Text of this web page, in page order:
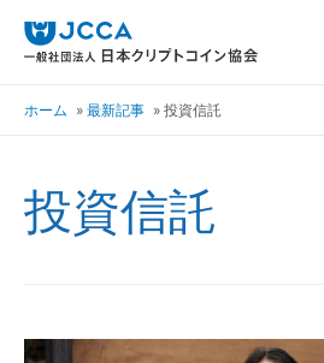
ホーム 最新記事 投資信託
投資信託